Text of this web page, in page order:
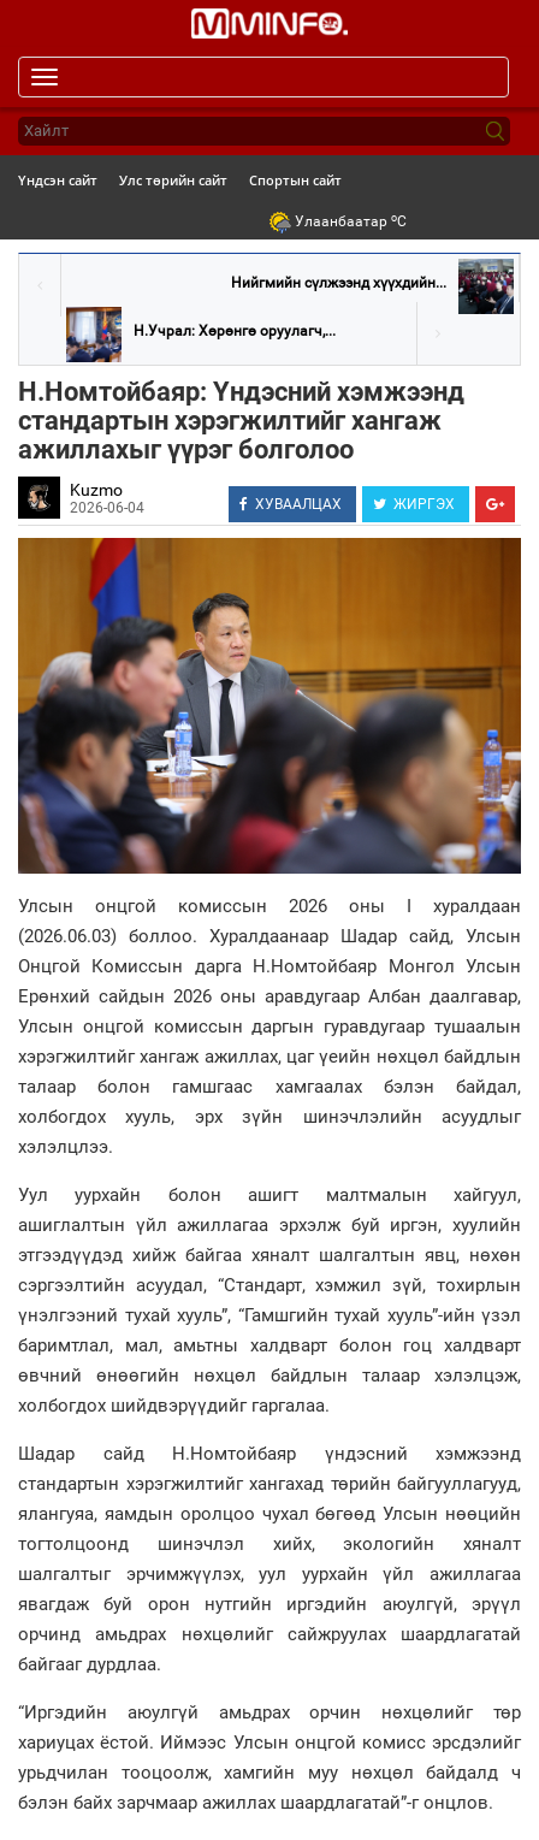
navigation
Үндсэн сайт Улс төрийн сайт Спортын сайт
Улаанбаатар oC
Нийгмийн сүлжээнд хүүхдийн...
Н.Учрал: Хөрөнгө оруулагч,...
Н.Номтойбаяр: Үндэсний хэмжээнд
стандартын хэрэгжилтийг хангаж
ажиллахыг үүрэг болголоо
Kuzmo
2026-06-04 ХУВААЛЦАХ ЖИРГЭХ
Улсын онцгой комиссын 2026 оны I хуралдаан
(2026.06.03) боллоо. Хуралдаанаар Шадар сайд, Улсын
Онцгой Комиссын дарга Н.Номтойбаяр Монгол Улсын
Ерөнхий сайдын 2026 оны аравдугаар Албан даалгавар,
Улсын онцгой комиссын даргын гуравдугаар тушаалын
хэрэгжилтийг хангаж ажиллах, цаг үеийн нөхцөл байдлын
талаар болон гамшгаас хамгаалах бэлэн байдал,
холбогдох хууль, эрх зүйн шинэчлэлийн асуудлыг
хэлэлцлээ.
Уул уурхайн болон ашигт малтмалын хайгуул,
ашиглалтын үйл ажиллагаа эрхэлж буй иргэн, хуулийн
этгээдүүдэд хийж байгаа хяналт шалгалтын явц, нөхөн
сэргээлтийн асуудал, “Стандарт, хэмжил зүй, тохирлын
үнэлгээний тухай хууль”, “Гамшгийн тухай хууль”-ийн үзэл
баримтлал, мал, амьтны халдварт болон гоц халдварт
өвчний өнөөгийн нөхцөл байдлын талаар хэлэлцэж,
холбогдох шийдвэрүүдийг гаргалаа.
Шадар сайд Н.Номтойбаяр үндэсний хэмжээнд
стандартын хэрэгжилтийг хангахад төрийн байгууллагууд,
ялангуяа, яамдын оролцоо чухал бөгөөд Улсын нөөцийн
тогтолцоонд шинэчлэл хийх, экологийн хяналт
шалгалтыг эрчимжүүлэх, уул уурхайн үйл ажиллагаа
явагдаж буй орон нутгийн иргэдийн аюулгүй, эрүүл
орчинд амьдрах нөхцөлийг сайжруулах шаардлагатай
байгааг дурдлаа.
“Иргэдийн аюулгүй амьдрах орчин нөхцөлийг төр
хариуцах ёстой. Иймээс Улсын онцгой комисс эрсдэлийг
урьдчилан тооцоолж, хамгийн муу нөхцөл байдалд ч
бэлэн байх зарчмаар ажиллах шаардлагатай”-г онцлов.